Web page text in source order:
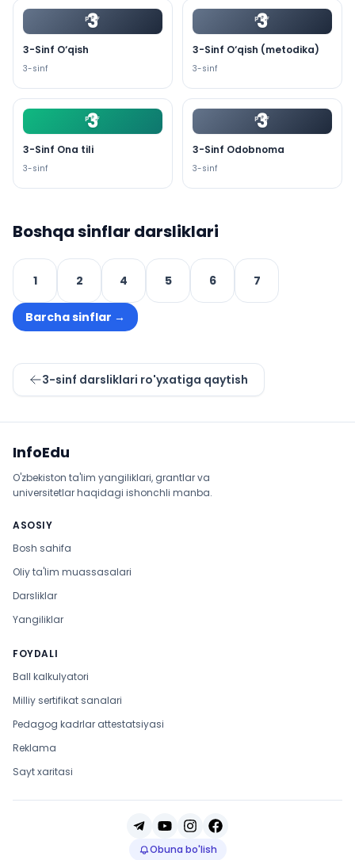
3
PDF
3-Sinf O‘qish
3-sinf
3
PDF
3-Sinf O‘qish (metodika)
3-sinf
3
PDF
3-Sinf Ona tili
3-sinf
3
PDF
3-Sinf Odobnoma
3-sinf
Boshqa sinflar darsliklari
1 2 4 5 6 7
Barcha sinflar →
3-sinf darsliklari ro'yxatiga qaytish
InfoEdu
O'zbekiston ta'lim yangiliklari, grantlar va
universitetlar haqidagi ishonchli manba.
ASOSIY
Bosh sahifa
Oliy ta'lim muassasalari
Darsliklar
Yangiliklar
FOYDALI
Ball kalkulyatori
Milliy sertifikat sanalari
Pedagog kadrlar attestatsiyasi
Reklama
Sayt xaritasi
Obuna bo'lish